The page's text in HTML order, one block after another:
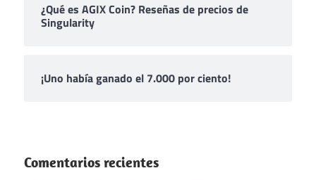
¿Qué es AGIX Coin? Reseñas de precios de
Singularity
¡Uno había ganado el 7.000 por ciento!
Comentarios recientes